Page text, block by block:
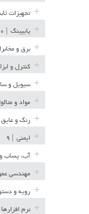
تجهیزات
پایپینگ
برق و
کنترل و
سیویل و
مواد و
رنگ و عایق
ایمنی
آب، پساب
مهندسی
رویه و
نرم افزارها